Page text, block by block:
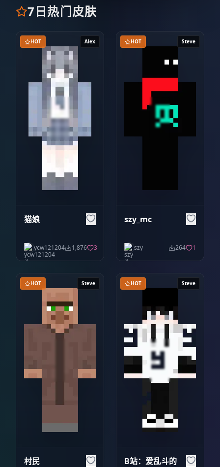
7日热门皮肤
Alex
HOT
猫娘
ycw121204 1,876 3
Steve
HOT
szy_mc
szy 264 1
Steve
HOT
村民
Steve
HOT
B站：爱乱斗的